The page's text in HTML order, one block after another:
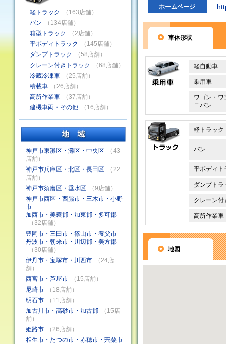
ホームページ
車体形状
軽自動車
乗用車
ワゴン・ワ
ニバン
軽トラック
バン
平ボディト
ダンプトラ
クレーン付
高所作業車
地図
軽トラック
（163店舗）
バン
（134店舗）
箱型トラック
（2店舗）
平ボディトラック
（145店舗）
ダンプトラック
（58店舗）
クレーン付きトラック
（68店舗）
冷蔵冷凍車
（25店舗）
積載車
（26店舗）
高所作業車
（37店舗）
建機車両・その他
（16店舗）
神戸市東灘区・灘区・中央区
（43
店舗）
神戸市兵庫区・北区・長田区
（22
店舗）
神戸市須磨区・垂水区
（9店舗）
神戸市西区・西脇市・三木市・小野
市
加西市・美嚢郡・加東郡・多可郡
（32店舗）
豊岡市・三田市・篠山市・養父市
丹波市・朝来市・川辺郡・美方郡
（30店舗）
伊丹市・宝塚市・川西市
（24店
舗）
西宮市・芦屋市
（15店舗）
尼崎市
（18店舗）
明石市
（11店舗）
加古川市・高砂市・加古郡
（15店
舗）
姫路市
（26店舗）
相生市・たつの市・赤穂市・宍粟市